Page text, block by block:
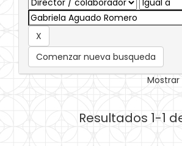
Comenzar nueva busqueda
Resultados 1-1